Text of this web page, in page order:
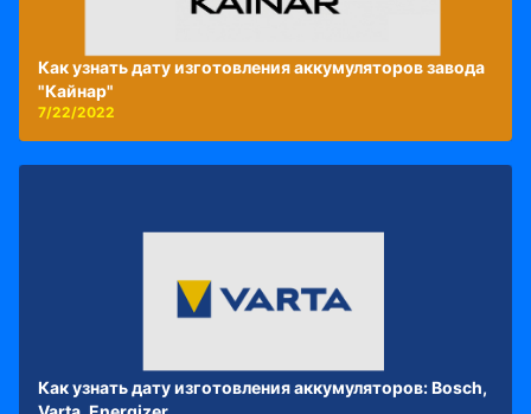
Как узнать дату изготовления аккумуляторов завода
"Кайнар"
7/22/2022
Как узнать дату изготовления аккумуляторов: Bosch,